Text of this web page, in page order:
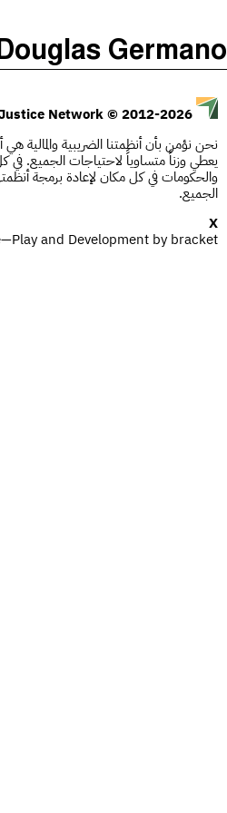
Impositiva
Sua Conta
Sociale
Decoded
Germano
© 2012-2026
نحن نؤمن بأن أنظمتنا الضريبية والمالية
يعطي وزناً متساوياً لاحتياجات الجميع. في
والحكومات في كل مكان لإعادة برمجة
الجميع.
X
and Development by bracket